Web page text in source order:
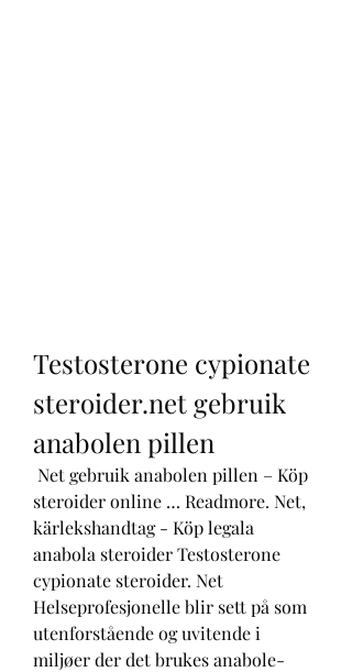
Testosterone cypionate
steroider.net gebruik
anabolen pillen
steroider online … Readmore. Net,
kärlekshandtag - Köp legala
anabola steroider Testosterone
cypionate steroider. Net
Helseprofesjonelle blir sett på som
utenforstående og uvitende i
miljøer der det brukes anabole-